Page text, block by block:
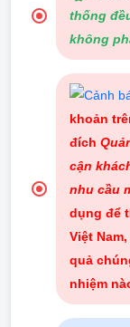
thống
không
khoản
đích
cận
nhu cầu
dụng để
Việt
quả
nhiệm